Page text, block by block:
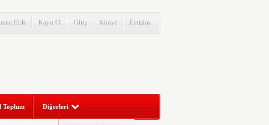
Ekle Kayıt Ol Giriş Künye İletişim
Toplum Diğerleri